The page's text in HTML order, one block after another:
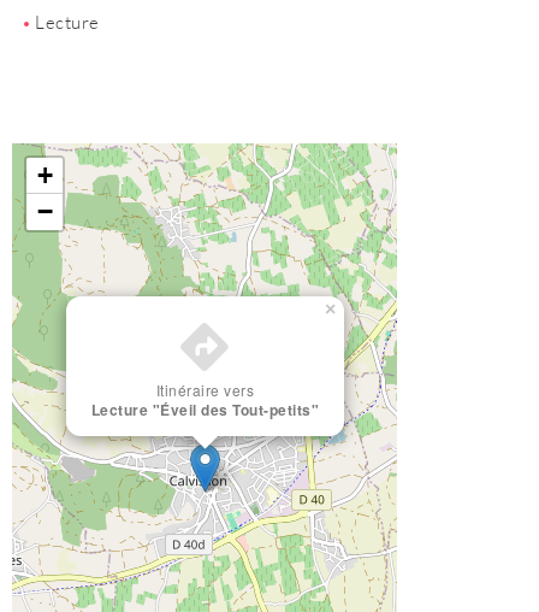
Lecture
Itinéraire vers
Lecture "Éveil des Tout-petits"
×
+
−